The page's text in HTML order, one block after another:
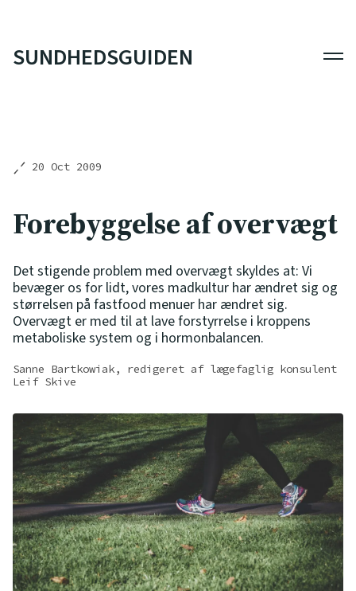
SUNDHEDSGUIDEN
20 Oct 2009
Forebyggelse af overvægt
Det stigende problem med overvægt skyldes at: Vi
bevæger os for lidt, vores madkultur har ændret sig og
størrelsen på fastfood menuer har ændret sig.
Overvægt er med til at lave forstyrrelse i kroppens
metaboliske system og i hormonbalancen.
Sanne Bartkowiak, redigeret af lægefaglig konsulent
Leif Skive